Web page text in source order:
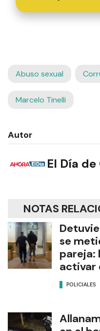
Abuso sexual
Marcelo Tinelli
Autor
El Día
NOTAS
se
pareja:
activar
POLICIALES